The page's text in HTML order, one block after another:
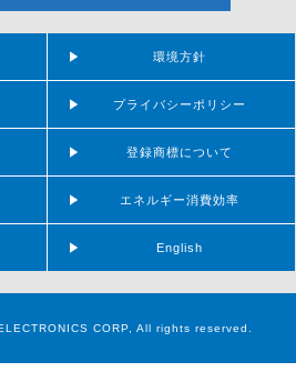
環境方針
プライバシーポリシー
登録商標について
エネルギー消費効率
English
CORP, All rights reserved.